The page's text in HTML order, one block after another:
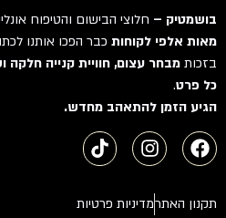
בושמטיק –חלוצי הבישום והטיפוח
מאות אלפי לקוחותכבר הפכו אותנו
בזכותמבחר עצום, חוויית קנייה חלקה
כל פרט.
הגיע הזמן להתאהב מחדש.
תקנון האתרמדיניות פרטיות